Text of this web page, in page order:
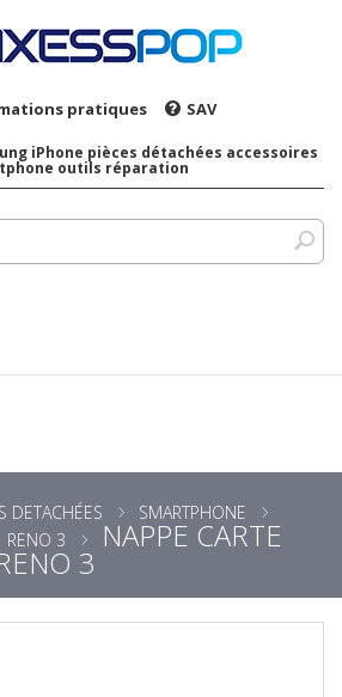
pratiques SAV
iPhone pièces détachées accessoires
outils réparation
DETACHÉES
SMARTPHONE
RENO 3 NAPPE CARTE
3